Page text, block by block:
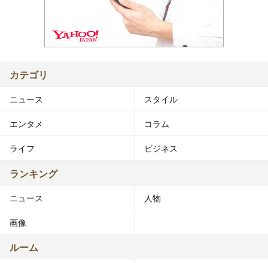
カテゴリ
ニュース スタイル
エンタメ コラム
ライフ ビジネス
ランキング
ニュース 人物
画像
ルーム